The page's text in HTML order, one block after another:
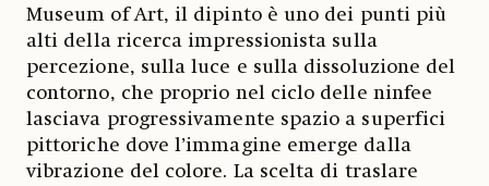
Museum of Art, il dipinto è uno dei punti più
alti della ricerca impressionista sulla
percezione, sulla luce e sulla dissoluzione del
contorno, che proprio nel ciclo delle ninfee
lasciava progressivamente spazio a superfici
pittoriche dove l’immagine emerge dalla
vibrazione del colore. La scelta di traslare